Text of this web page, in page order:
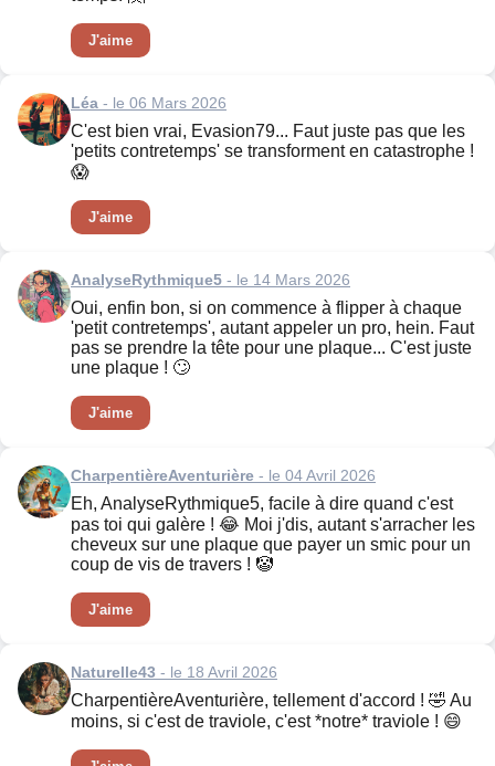
J'aime
Léa - le 06 Mars 2026
C'est bien vrai, Evasion79... Faut juste pas que les
'petits contretemps' se transforment en catastrophe !
😱
J'aime
AnalyseRythmique5 - le 14 Mars 2026
Oui, enfin bon, si on commence à flipper à chaque
'petit contretemps', autant appeler un pro, hein. Faut
pas se prendre la tête pour une plaque... C'est juste
une plaque ! 🙄
J'aime
CharpentièreAventurière - le 04 Avril 2026
Eh, AnalyseRythmique5, facile à dire quand c'est
pas toi qui galère ! 😂 Moi j'dis, autant s'arracher les
cheveux sur une plaque que payer un smic pour un
coup de vis de travers ! 🤡
J'aime
Naturelle43 - le 18 Avril 2026
CharpentièreAventurière, tellement d'accord ! 🤣 Au
moins, si c'est de traviole, c'est *notre* traviole ! 😄